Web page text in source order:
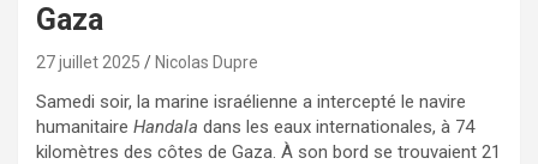
Gaza
27 juillet 2025 Nicolas Dupre
Samedi soir, la marine israélienne a intercepté le navire
humanitaire Handala dans les eaux internationales, à 74
kilomètres des côtes de Gaza. À son bord se trouvaient 21